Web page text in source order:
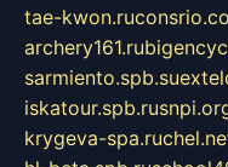
tae-kwon.ru
archery161.ru
sarmiento.spb.su
iskatour.spb.ru
krygeva-spa.ru